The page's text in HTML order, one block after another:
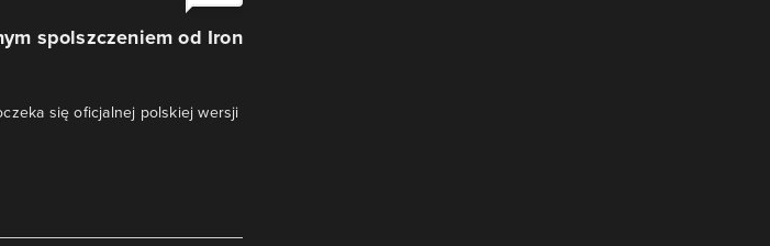
spolszczeniem od Iron
się oficjalnej polskiej wersji